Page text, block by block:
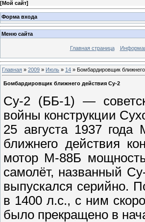
[Мой сайт]
Форма входа
Меню сайта
Главная страница
Главная » 2009 » Июль » 14 » Бомбардировщик
Бомбардировщик ближнего действия Су-2
Су-2 (ББ-1) —
войны конструкции
25 августа 1937
ближнего действия
мотор М-88Б
самолёт, названный
выпускался серийно.
в 1400 л.с., с ним
было прекращено в